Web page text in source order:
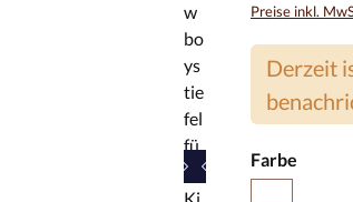
Preise inkl.
Derzeit
Farbe